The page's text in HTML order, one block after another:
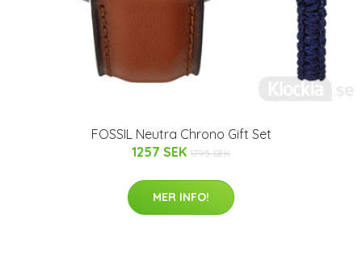
FOSSIL Neutra Chrono Gift Set
1257 SEK 1795 SEK
MER INFO!